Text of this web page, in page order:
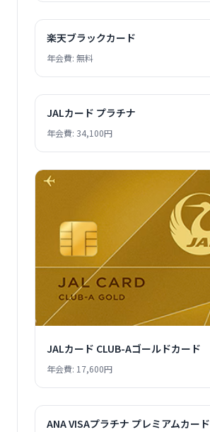
楽天ブラックカード
年会費: 無料
JALカード プラチナ
年会費: 34,100円
JALカード CLUB-Aゴールドカード
年会費: 17,600円
ANA VISAプラチナ プレミアムカード